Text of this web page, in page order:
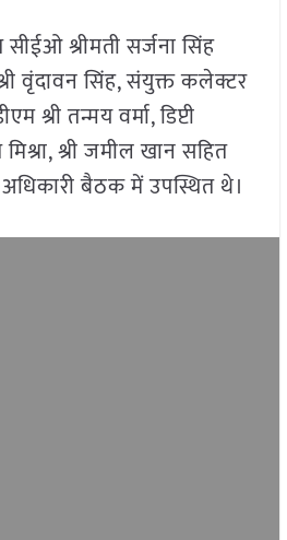
श्रीमती सर्जना सिंह
वृंदावन सिंह, संयुक्त कलेक्टर
श्री तन्मय वर्मा, डिप्टी
श्री जमील खान सहित
बैठक में उपस्थित थे।